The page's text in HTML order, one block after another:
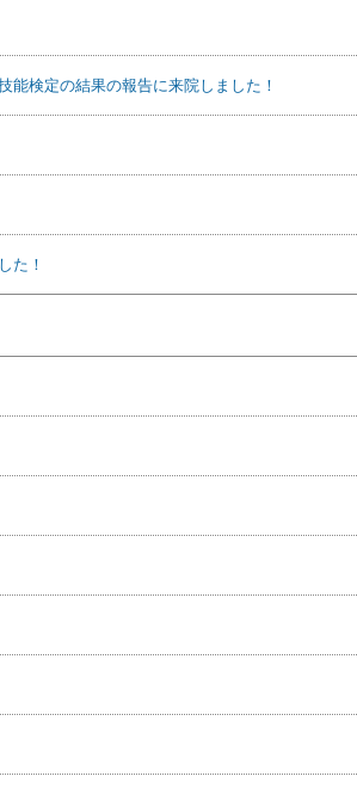
能検定の結果の報告に来院しました！
た！